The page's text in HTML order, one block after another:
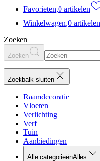
Favorieten,0 artikelen
Winkelwagen,0 artikelen
Zoeken
Zoeken
Zoekbalk sluiten
Raamdecoratie
Vloeren
Verlichting
Verf
Tuin
Aanbiedingen
Alle categorieënAlles